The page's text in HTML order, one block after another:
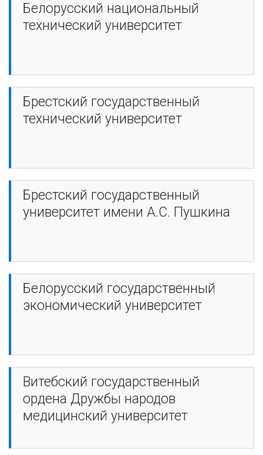
Белорусский национальный
технический университет
Брестский государственный
технический университет
Брестский государственный
университет имени А.С. Пушкина
Белорусский государственный
экономический университет
Витебский государственный
ордена Дружбы народов
медицинский университет